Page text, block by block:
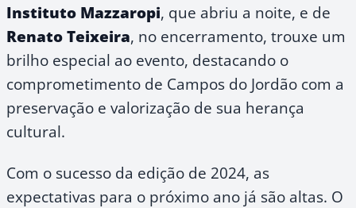
Instituto Mazzaropi, que abriu a noite, e de
Renato Teixeira, no encerramento, trouxe um
brilho especial ao evento, destacando o
comprometimento de Campos do Jordão com a
preservação e valorização de sua herança
cultural.
Com o sucesso da edição de 2024, as
expectativas para o próximo ano já são altas. O